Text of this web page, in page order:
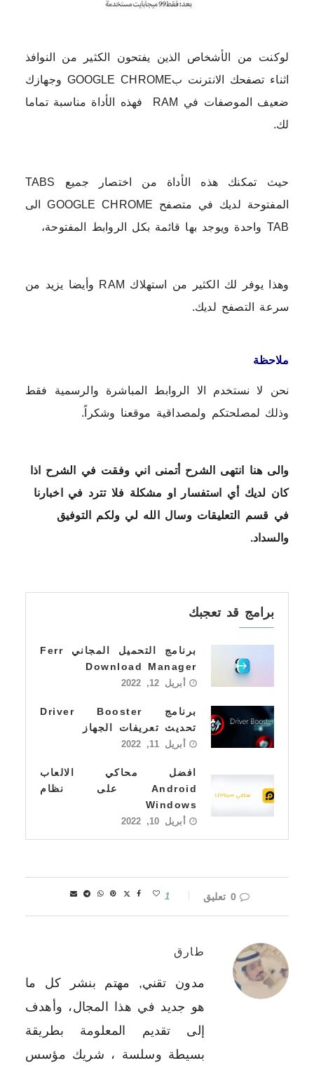
لوكنت من الأشخاص الذين يفتحون الكثير من النوافذ
اثناء تصفحك الانترنت بGOOGLE CHROME وجهازك
ضعيف الموصفات في RAM فهذه الأداة مناسبة تماما
لك.
حيث تمكنك هذه الأداة من اختصار جميع TABS
المفتوحة لديك في متصفح GOOGLE CHROME الى
TAB واحدة ويوجد بها قائمة بكل الروابط المفتوحة،
وهذا يوفر لك الكثير من استهلاك RAM وأيضا يزيد من
سرعة التصفح لديك.
ملاحظة
نحن لا نستخدم الا الروابط المباشرة والرسمية فقط
وذلك لمصلحتكم ولمصداقية موقعنا وشكراً.
والى هنا انتهى الشرح أتمنى اني وفقت في الشرح اذا
كان لديك أي استفسار او مشكلة فلا تترد في اخبارنا
في قسم التعليقات وسال الله لي ولكم التوفيق
والسداد.
برامج قد تعجبك
برنامج التحميل المجاني Ferr
Download Manager
أبريل 12, 2022
برنامج Driver Booster
تحديث تعريفات الجهاز
أبريل 11, 2022
افضل محاكي الالعاب
Android على نظام
Windows
أبريل 10, 2022
0 تعليق 1
طارق
مدون تقني, مهتم بنشر كل ما
هو جديد في هذا المجال، وأهدف
إلى تقديم المعلومة بطريقة
بسيطة وسلسة ، شريك مؤسس